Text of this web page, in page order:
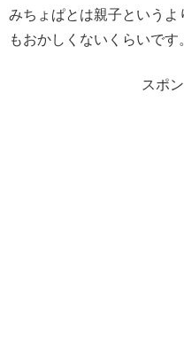
みちょぱとは親子という
もおかしくないくらいです
スポ